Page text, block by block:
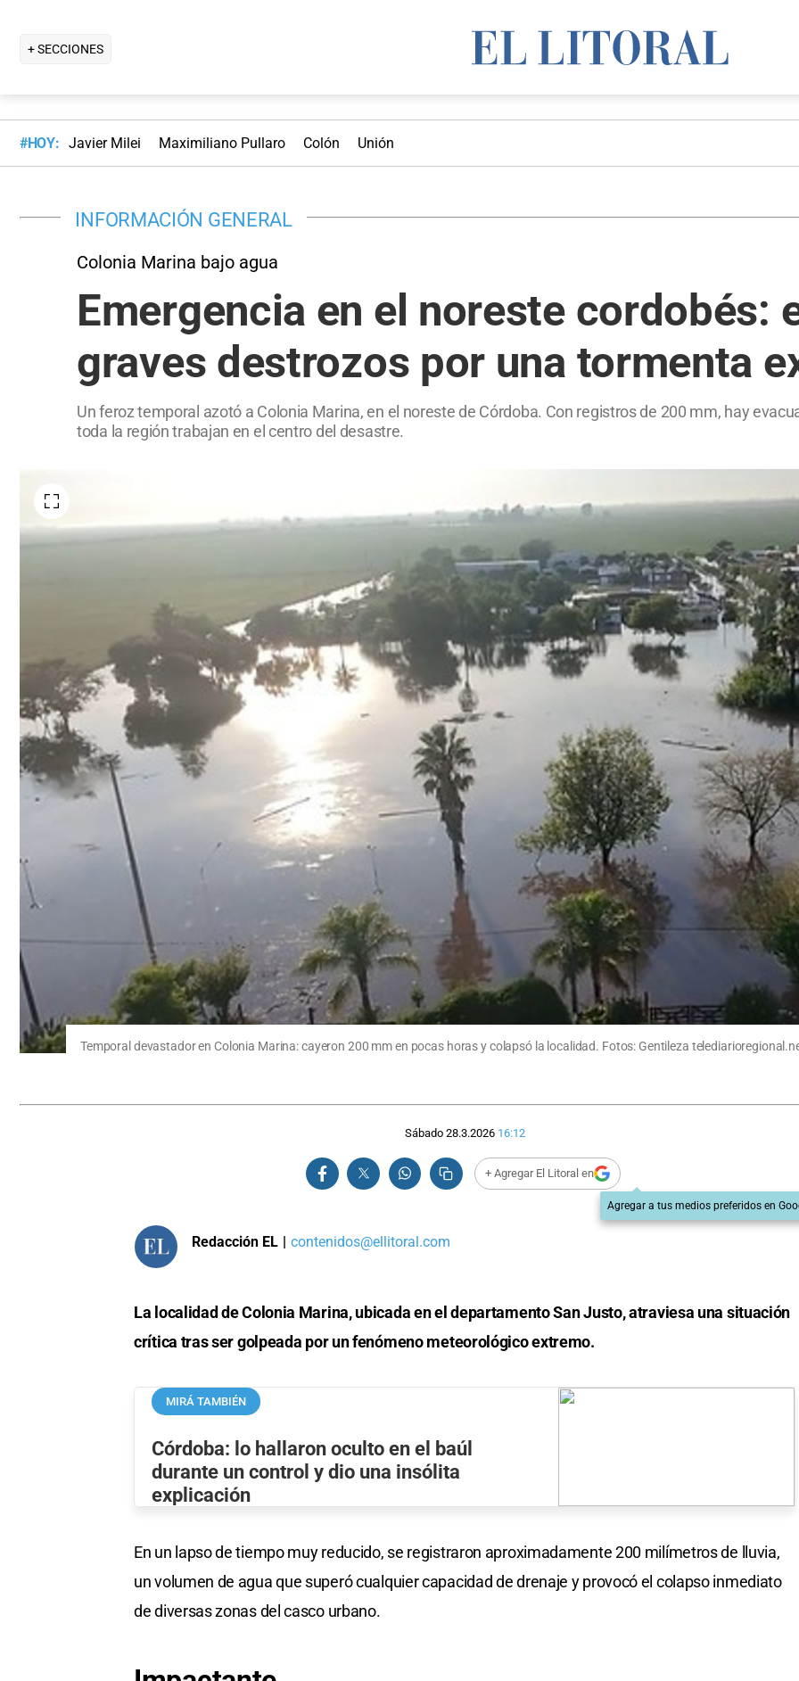
+ SECCIONES
#HOY: Javier Milei Maximiliano Pullaro Colón Unión
INFORMACIÓN GENERAL
Colonia Marina bajo agua
Emergencia en el noreste cordobés:
graves destrozos por una tormenta
Un feroz temporal azotó a Colonia Marina, en el noreste de Córdoba. Con registros de 200 mm, hay
toda la región trabajan en el centro del desastre.
Temporal devastador en Colonia Marina: cayeron 200 mm en pocas horas y colapsó la localidad. Fotos: Gentileza
Sábado 28.3.2026 16:12
+ Agregar El Litoral en
Agregar a tus medios preferidos en
Redacción EL | contenidos@ellitoral.com
La localidad de Colonia Marina, ubicada en el departamento San Justo, atraviesa una situación
crítica tras ser golpeada por un fenómeno meteorológico extremo.
MIRÁ TAMBIÉN
Córdoba: lo hallaron oculto en el baúl
durante un control y dio una insólita
explicación
En un lapso de tiempo muy reducido, se registraron aproximadamente 200 milímetros de lluvia,
un volumen de agua que superó cualquier capacidad de drenaje y provocó el colapso inmediato
de diversas zonas del casco urbano.